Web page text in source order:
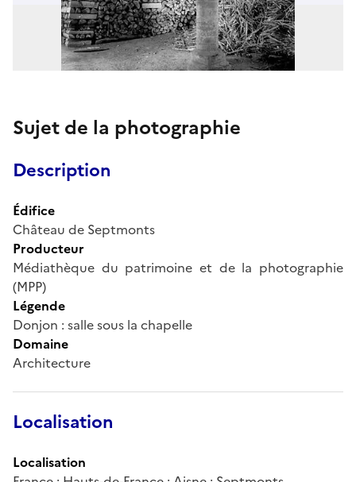
Sujet de la photographie
Description
Édifice
Château de Septmonts
Producteur
Médiathèque du patrimoine et de la photographie
(MPP)
Légende
Donjon : salle sous la chapelle
Domaine
Architecture
Localisation
Localisation